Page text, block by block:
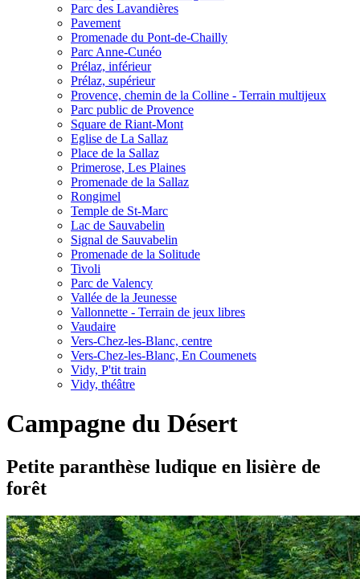
Parc des Lavandières
Pavement
Promenade du Pont-de-Chailly
Parc Anne-Cunéo
Prélaz, inférieur
Prélaz, supérieur
Provence, chemin de la Colline - Terrain multijeux
Parc public de Provence
Square de Riant-Mont
Eglise de La Sallaz
Place de la Sallaz
Primerose, Les Plaines
Promenade de la Sallaz
Rongimel
Temple de St-Marc
Lac de Sauvabelin
Signal de Sauvabelin
Promenade de la Solitude
Tivoli
Parc de Valency
Vallée de la Jeunesse
Vallonnette - Terrain de jeux libres
Vaudaire
Vers-Chez-les-Blanc, centre
Vers-Chez-les-Blanc, En Coumenets
Vidy, P'tit train
Vidy, théâtre
Campagne du Désert
Petite paranthèse ludique en lisière de
forêt